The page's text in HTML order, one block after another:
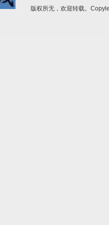
版权所无，欢迎转载。